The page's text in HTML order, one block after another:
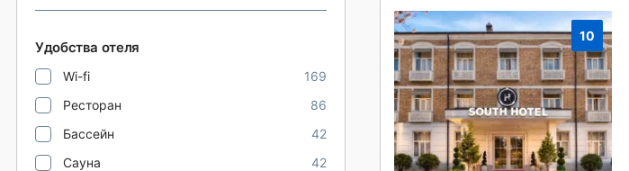
Удобства отеля
Wi-fi
169
Ресторан
86
Бассейн
42
Сауна
42
10